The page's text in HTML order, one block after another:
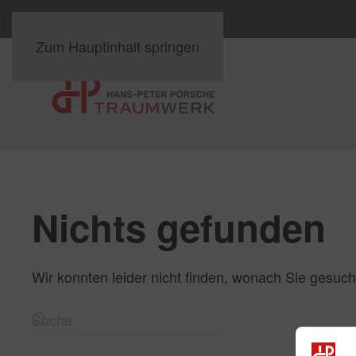
Zum Hauptinhalt springen
Nichts gefunden
Wir konnten leider nicht finden, wonach Sie